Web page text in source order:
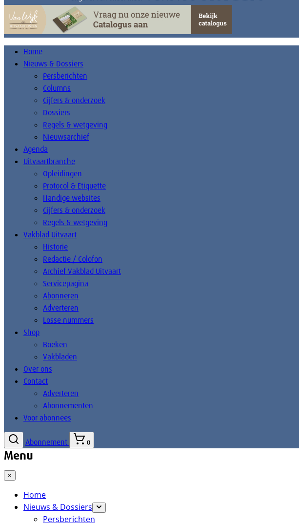
Home
Nieuws & Dossiers
Persberichten
Columns
Cijfers & onderzoek
Dossiers
Regels & wetgeving
Nieuwsarchief
Agenda
Uitvaartbranche
Opleidingen
Protocol & Etiquette
Handige websites
Cijfers & onderzoek
Regels & wetgeving
Vakblad Uitvaart
Historie
Redactie / Colofon
Archief Vakblad Uitvaart
Servicepagina
Abonneren
Adverteren
Losse nummers
Shop
Boeken
Vakbladen
Over ons
Contact
Adverteren
Abonnementen
Voor abonnees
Abonnement 0
Menu
×
Home
Nieuws & Dossiers
Persberichten